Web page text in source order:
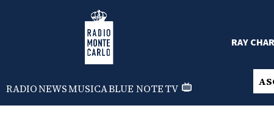
Radio Monte Carlo
RADIONEWSMUSICABLUE NOTETV
RAY